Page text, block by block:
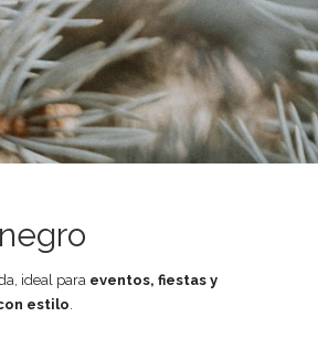
ideal para eventos, fiestas y
estilo.